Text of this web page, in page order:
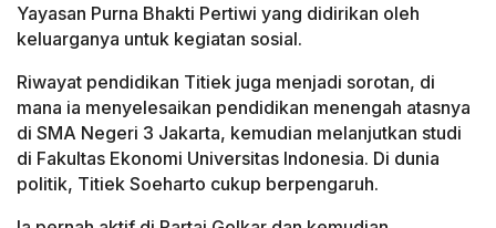
Yayasan Purna Bhakti Pertiwi yang didirikan oleh
keluarganya untuk kegiatan sosial.
Riwayat pendidikan Titiek juga menjadi sorotan, di
mana ia menyelesaikan pendidikan menengah atasnya
di SMA Negeri 3 Jakarta, kemudian melanjutkan studi
di Fakultas Ekonomi Universitas Indonesia. Di dunia
politik, Titiek Soeharto cukup berpengaruh.